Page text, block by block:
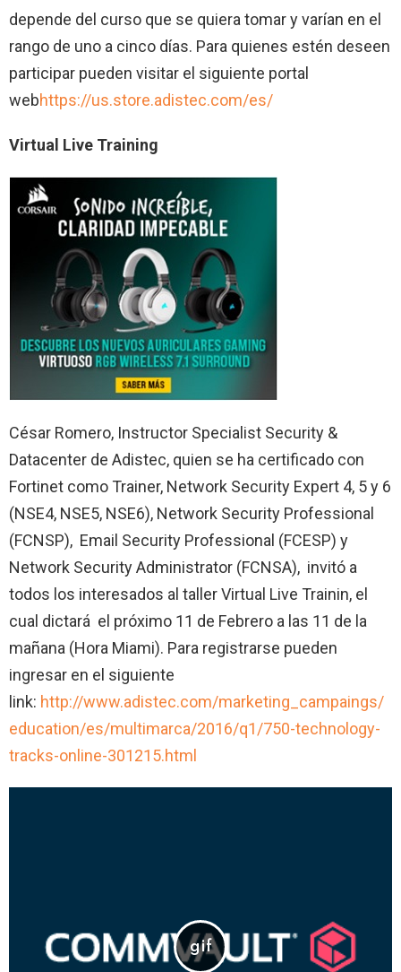
depende del curso que se quiera tomar y varían en el
rango de uno a cinco días. Para quienes estén deseen
participar pueden visitar el siguiente portal
webhttps://us.store.adistec.com/es/
Virtual Live Training
César Romero, Instructor Specialist Security &
Datacenter de Adistec, quien se ha certificado con
Fortinet como Trainer, Network Security Expert 4, 5 y 6
(NSE4, NSE5, NSE6), Network Security Professional
(FCNSP), Email Security Professional (FCESP) y
Network Security Administrator (FCNSA), invitó a
todos los interesados al taller Virtual Live Trainin, el
cual dictará el próximo 11 de Febrero a las 11 de la
mañana (Hora Miami). Para registrarse pueden
ingresar en el siguiente
link: http://www.adistec.com/marketing_campaings/
education/es/multimarca/2016/q1/750-technology-
tracks-online-301215.html